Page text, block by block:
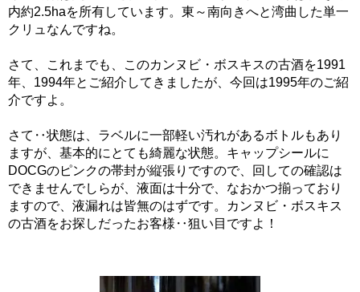
内約2.5haを所有しています。東～南向きへと湾曲した単一
クリュなんですね。
さて、これまでも、このカンヌビ・ボスキスの古酒を1991
年、1994年とご紹介してきましたが、今回は1995年のご紹
介ですよ。
さて‥状態は、ラベルに一部軽い汚れがあるボトルもあり
ますが、基本的にとても綺麗な状態。キャップシールに
DOCGのピンクの帯封が縦張りですので、回しての確認は
できませんでしらが、液面は十分で、なおかつ揃っており
ますので、液漏れは皆無のはずです。カンヌビ・ボスキス
の古酒をお探しだったお客様‥狙い目ですよ！